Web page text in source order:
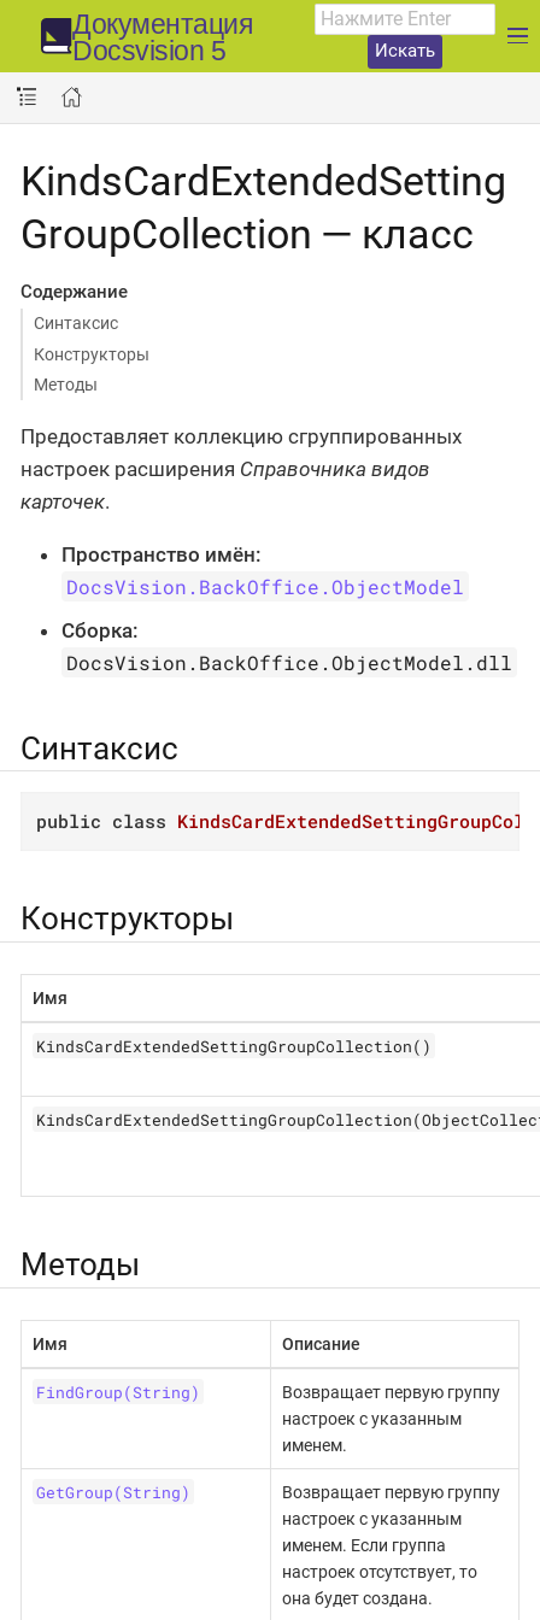
Документация
Docsvision 5
Искать
KindsCardExtendedSetting
GroupCollection — класс
Содержание
Синтаксис
Конструкторы
Методы
Предоставляет коллекцию сгруппированных
настроек расширения Справочника видов
карточек.
Пространство имён:
DocsVision.BackOffice.ObjectModel
Сборка:
DocsVision.BackOffice.ObjectModel.dll
Синтаксис
public class
Конструкторы
Имя
KindsCardExtendedSettingGroupCollection()
Методы
Имя Описание
FindGroup(String)
Возвращает первую группу
настроек с указанным
именем.
GetGroup(String)
Возвращает первую группу
настроек с указанным
именем. Если группа
настроек отсутствует, то
она будет создана.